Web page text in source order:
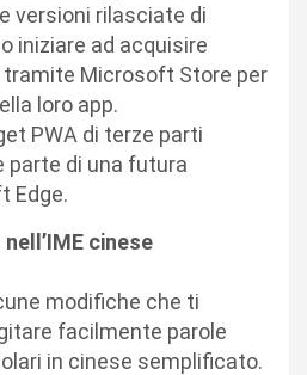
versioni rilasciate di
iniziare ad acquisire
Microsoft Store per
loro app.
PWA di terze parti
parte di una futura
Edge.
cinese
modifiche che ti
facilmente parole
in cinese semplificato.